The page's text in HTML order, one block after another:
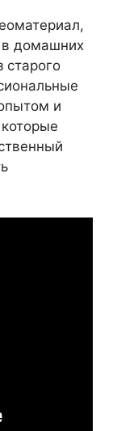
в домашних
старого
и